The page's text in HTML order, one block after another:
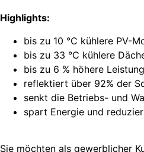
Highlights:
bis zu 10 °C kühlere PV-
bis zu 33 °C kühlere
bis zu 6 % höhere
reflektiert über 92% der
senkt die Betriebs- und
spart Energie und
Sie möchten als gewerblicher